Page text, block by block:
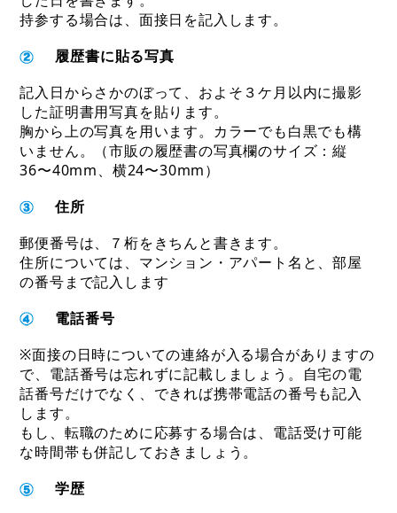
持参する場合は、面接日を記入します。
履歴書に貼る写真
記入日からさかのぼって、およそ３ケ月以内に撮影
した証明書用写真を貼ります。
胸から上の写真を用います。カラーでも白黒でも構
いません。（市販の履歴書の写真欄のサイズ：縦
36〜40mm、横24〜30mm）
住所
郵便番号は、７桁をきちんと書きます。
住所については、マンション・アパート名と、部屋
の番号まで記入します
電話番号
※面接の日時についての連絡が入る場合がありますの
で、電話番号は忘れずに記載しましょう。自宅の電
話番号だけでなく、できれば携帯電話の番号も記入
します。
もし、転職のために応募する場合は、電話受け可能
な時間帯も併記しておきましょう 。
学歴